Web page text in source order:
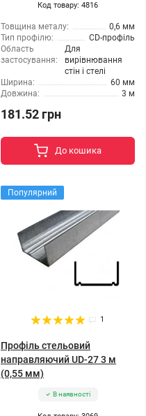
Код товару: 4816
Товщина металу:
0,6 мм
Тип профілю:
CD-профіль
Область
застосування:
Для
вирівнювання
стін і стелі
Ширина:
60 мм
Довжина:
3 м
181.52 грн
До кошика
Популярний
1
Профіль стельовий
направляючий UD-27 3 м
(0,55 мм)
В наявності